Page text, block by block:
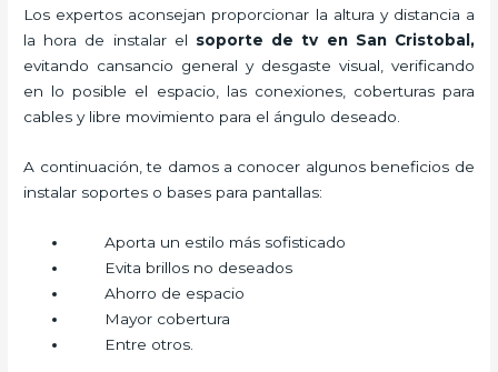
Los expertos aconsejan proporcionar la altura y distancia a
la hora de instalar el soporte de tv en San Cristobal,
evitando cansancio general y desgaste visual, verificando
en lo posible el espacio, las conexiones, coberturas para
cables y libre movimiento para el ángulo deseado.
A continuación, te damos a conocer algunos beneficios de
instalar soportes o bases para pantallas:
Aporta un estilo más sofisticado
Evita brillos no deseados
Ahorro de espacio
Mayor cobertura
Entre otros.